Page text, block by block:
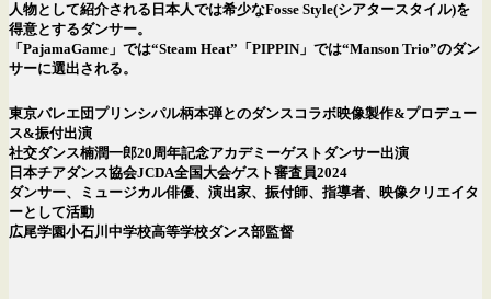
人物として紹介される日本人では希少なFosse Style(シアタースタイル)を
得意とするダンサー。
「PajamaGame」では“Steam Heat”「PIPPIN」では“Manson Trio”のダン
サーに選出される。
東京バレエ団プリンシパル柄本弾とのダンスコラボ映像製作&プロデュー
ス&振付出演
社交ダンス楠潤一郎20周年記念アカデミーゲストダンサー出演
日本チアダンス協会JCDA全国大会ゲスト審査員2024
ダンサー、ミュージカル俳優、演出家、振付師、指導者、映像クリエイタ
ーとして活動
広尾学園小石川中学校高等学校ダンス部監督